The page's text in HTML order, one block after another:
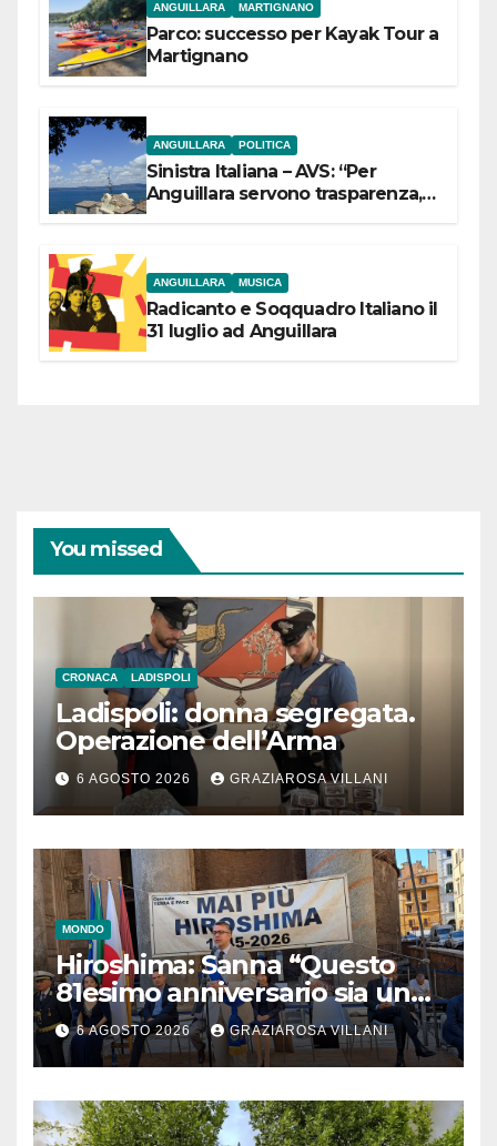
ANGUILLARA MARTIGNANO
Parco: successo per Kayak Tour a
Martignano
ANGUILLARA POLITICA
Sinistra Italiana – AVS: “Per
Anguillara servono trasparenza,
ANGUILLARA MUSICA
Radicanto e Soqquadro Italiano il
31 luglio ad Anguillara
You missed
CRONACA LADISPOLI
Ladispoli: donna segregata.
Operazione dell’Arma
6 AGOSTO 2026 GRAZIAROSA VILLANI
MONDO
Hiroshima: Sanna “Questo
81esimo anniversario sia un
monito per tutti”
6 AGOSTO 2026 GRAZIAROSA VILLANI